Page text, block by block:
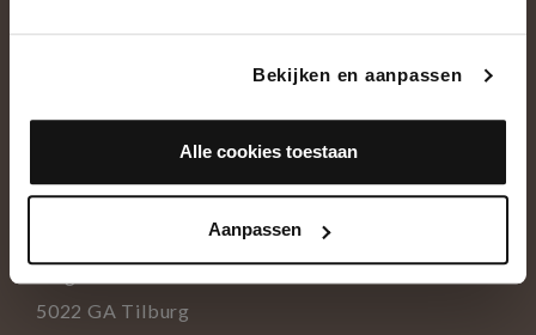
Bekijken en aanpassen
Alle cookies toestaan
Aanpassen
NEEM CONTACT OP
+31(0)13 5362828
5022 GA Tilburg